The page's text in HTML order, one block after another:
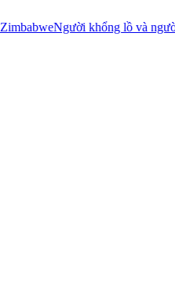
Người khổng lồ và người tí hon